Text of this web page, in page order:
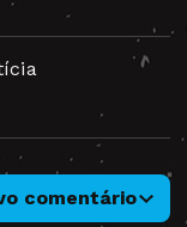
comentário